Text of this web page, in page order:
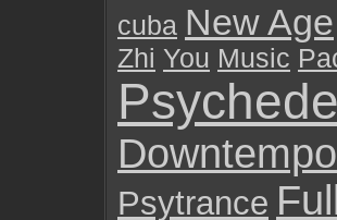
cuba New Age
Zhi You Music
Downtempo
Psytrance